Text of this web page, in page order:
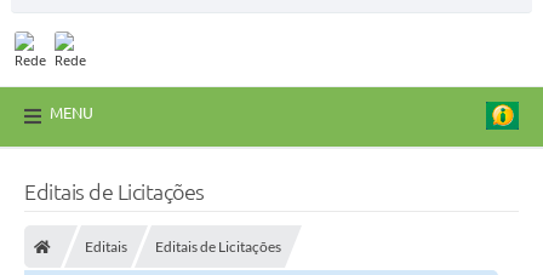
MENU
Editais de Licitações
Editais Editais de Licitações